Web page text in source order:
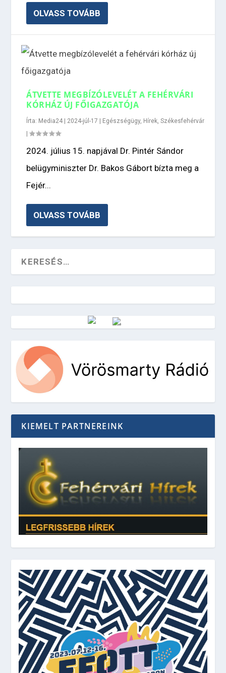
OLVASS TOVÁBB
ÁTVETTE MEGBÍZÓLEVELÉT A FEHÉRVÁRI
KÓRHÁZ ÚJ FŐIGAZGATÓJA
Írta: Media24 | 2024-júl-17 | Egészségügy, Hírek ,Székesfehérvár
|
2024. július 15. napjával Dr. Pintér Sándor
belügyminiszter Dr. Bakos Gábort bízta meg a
Fejér...
OLVASS TOVÁBB
Vörösmarty Rádió
KIEMELT PARTNEREINK